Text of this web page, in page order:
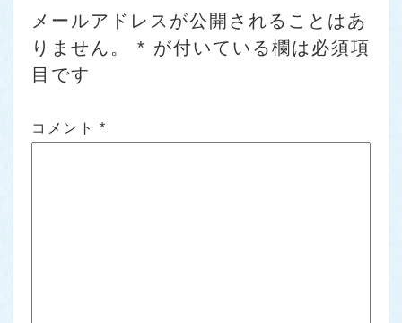
メールアドレスが公開されることはあ
りません。
* が付いている欄は必須項
目です
コメント *